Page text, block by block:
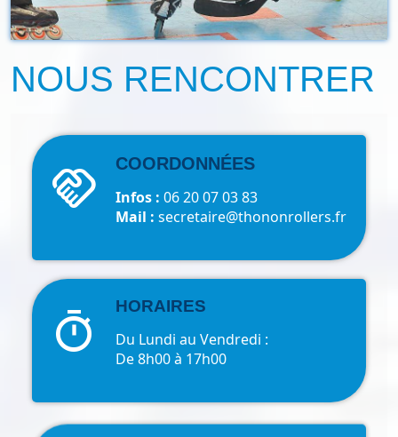
NOUS RENCONTRER
handshake
COORDONNÉES
Infos : 06 20 07 03 83
Mail : secretaire@thononrollers.fr
timer HORAIRES
Du Lundi au Vendredi :
De 8h00 à 17h00